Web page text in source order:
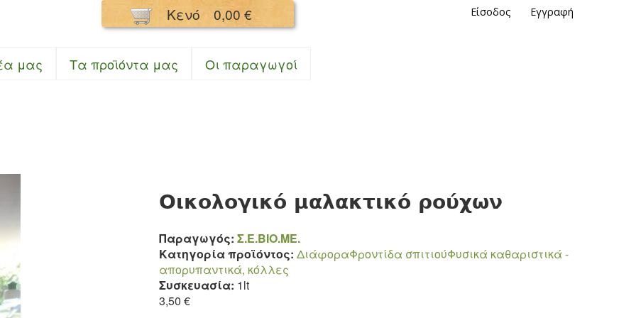
Παράκαμψη
προς το
Κενό 0,00 € Είσοδος Εγγραφή
Κουκούλι
μας Τα προϊόντα μας Oι παραγωγοί
Οικολογικό μαλακτικό ρούχων
Παραγωγός: Σ.Ε.ΒΙΟ.ΜΕ.
Κατηγορία προϊόντος: ΔιάφοραΦροντίδα σπιτιούΦυσικά καθαριστικά -
απορυπαντικά, κόλλες
Συσκευασία: 1lt
3,50 €